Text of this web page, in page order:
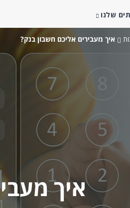
שלנו
איך מעבירים אליכם חשבון בנק?
איך